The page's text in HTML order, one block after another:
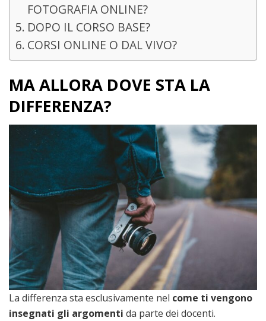
FOTOGRAFIA ONLINE?
DOPO IL CORSO BASE?
CORSI ONLINE O DAL VIVO?
MA ALLORA DOVE STA LA
DIFFERENZA?
La differenza sta esclusivamente nel come ti vengono
insegnati gli argomenti da parte dei docenti.